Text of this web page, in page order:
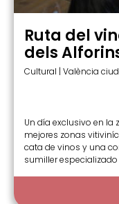
Ruta del
dels
Cultural | València
Un día exclusivo en la
mejores zonas
cata de vinos y una
sumiller